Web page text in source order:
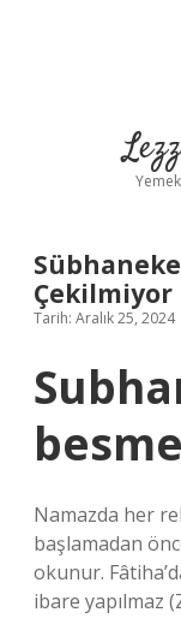
Çekilmiyor
Tarih: Aralık 25, 2024
Namazda her
başlamadan
okunur.
ibare yapılmaz